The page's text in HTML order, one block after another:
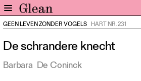
Nieuws
Expo
GEEN LEVEN ZONDER VOGELS HART NR. 231
De schrandere knecht
Barbara De Coninck